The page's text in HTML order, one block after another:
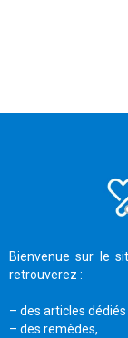
Bienvenue sur le
retrouverez :
– des articles
– des remèdes,